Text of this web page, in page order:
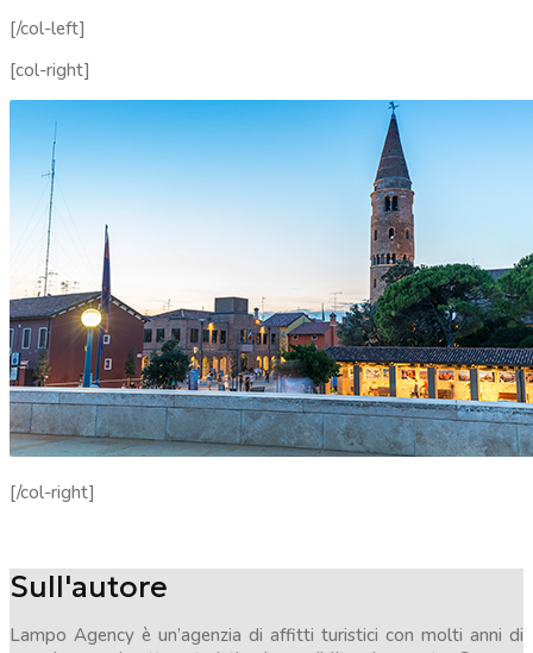
[/col-left]
[col-right]
[/col-right]
Sull'autore
Lampo Agency è un’agenzia di affitti turistici con molti anni di